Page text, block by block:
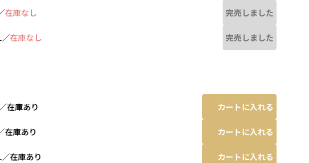
着用画像は実物と若干異なる場合があります。
在庫なし 完売しました
／在庫なし 完売しました
／在庫あり カートに入れる
在庫あり カートに入れる
／在庫あり カートに入れる